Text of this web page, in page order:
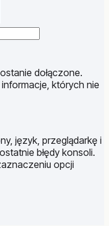
dołączone.
których nie
język, przeglądarkę i
błędy konsoli.
opcji